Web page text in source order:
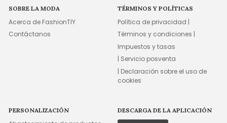
SOBRE LA MODA
Acerca de FashionTIY
Contáctanos
TÉRMINOS Y POLÍTICAS
Política de privacidad |
Términos y condiciones |
Impuestos y tasas
| Servicio posventa
| Declaración sobre el uso de
cookies
PERSONALIZACIÓN DESCARGA DE LA APLICACIÓN